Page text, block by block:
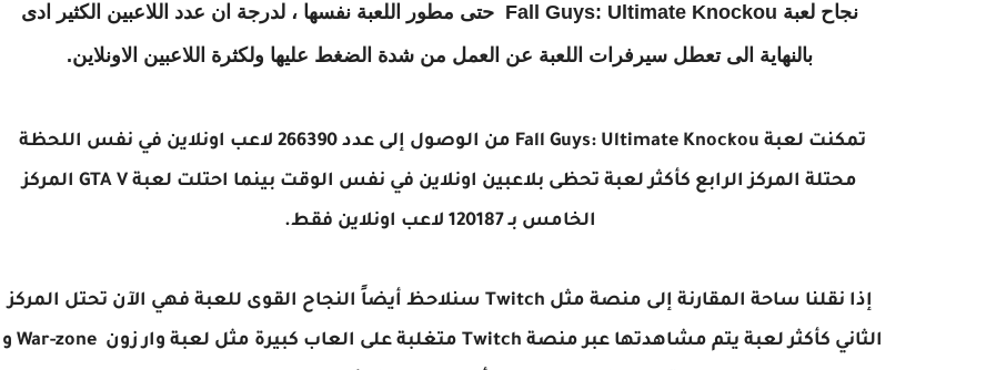
نجاح لعبة Fall Guys: Ultimate Knockou حتى مطور اللعبة نفسها ، لدرجة ان عدد اللاعبين الكثير ادى
بالنهاية الى تعطل سيرفرات اللعبة عن العمل من شدة الضغط عليها ولكثرة اللاعبين الاونلاين.
تمكنت لعبة Fall Guys: Ultimate Knockou من الوصول إلى عدد 266390 لاعب اونلاين في نفس اللحظة
محتلة المركز الرابع كأكثر لعبة تحظى بلاعبين اونلاين في نفس الوقت بينما احتلت لعبة GTA V المركز
الخامس بـ 120187 لاعب اونلاين فقط.
إذا نقلنا ساحة المقارنة إلى منصة مثل Twitch سنلاحظ أيضاً النجاح القوى للعبة فهي الآن تحتل المركز
الثاني كأكثر لعبة يتم مشاهدتها عبر منصة Twitch متغلبة على العاب كبيرة مثل لعبة وار زون War-zone و